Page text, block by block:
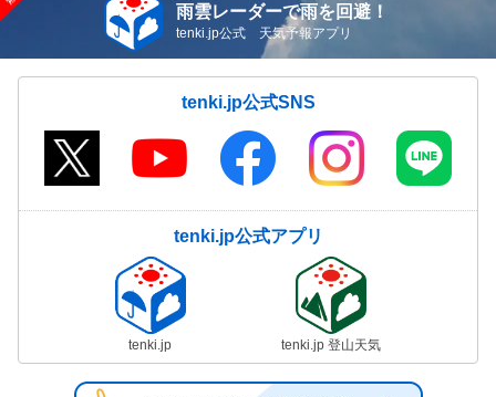
雨雲レーダーで雨を回避！
tenki.jp公式 天気予報アプリ
tenki.jp公式SNS
tenki.jp公式アプリ
tenki.jp tenki.jp 登山天気